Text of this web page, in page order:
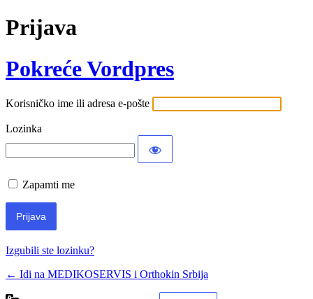
Prijava
Pokreće Vordpres
Korisničko ime ili adresa e-pošte
Lozinka
Zapamti me
Izgubili ste lozinku?
← Idi na MEDIKOSERVIS i Orthokin Srbija